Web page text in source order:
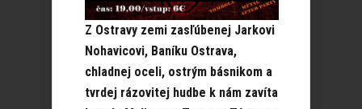
Z Ostravy zemi zasľúbenej Jarkovi
Nohavicovi, Baníku Ostrava,
chladnej oceli, ostrým básnikom a
tvrdej rázovitej hudbe k nám zavíta